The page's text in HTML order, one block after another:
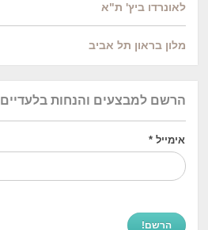
הרשם למבצעים והנחות בלעדיים
אימייל*
לאונרדו ביץ' ת"א
מלון בראון תל אביב